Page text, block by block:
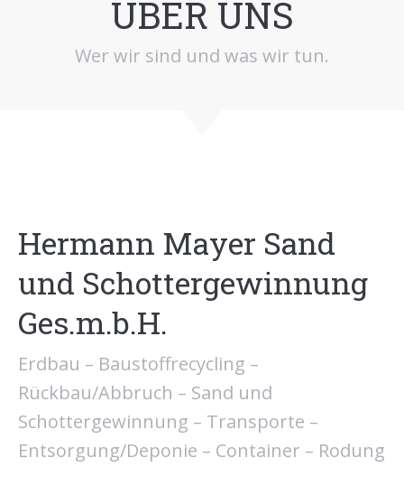
ÜBER UNS
Wer wir sind und was wir tun.
Hermann Mayer Sand
und Schottergewinnung
Ges.m.b.H.
Erdbau – Baustoffrecycling –
Rückbau/Abbruch – Sand und
Schottergewinnung – Transporte –
Entsorgung/Deponie – Container – Rodung